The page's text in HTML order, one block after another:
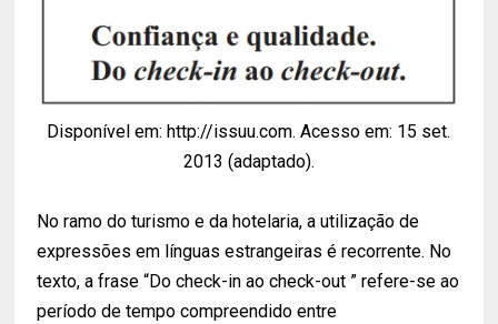
Disponível em: http://issuu.com. Acesso em: 15 set.
2013 (adaptado).
No ramo do turismo e da hotelaria, a utilização de
expressões em línguas estrangeiras é recorrente. No
texto, a frase “Do check-in ao check-out ” refere-se ao
período de tempo compreendido entre